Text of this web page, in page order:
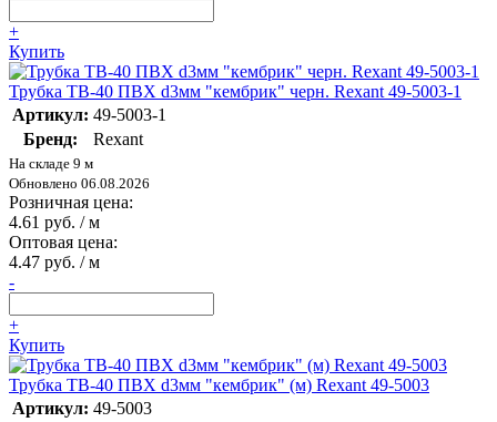
+
Купить
Трубка ТВ-40 ПВХ d3мм "кембрик" черн. Rexant 49-5003-1
Артикул: 49-5003-1
Бренд:
Rexant
На складе 9 м
Обновлено 06.08.2026
Розничная цена:
4.61 руб. / м
Оптовая цена:
4.47 руб. / м
-
+
Купить
Трубка ТВ-40 ПВХ d3мм "кембрик" (м) Rexant 49-5003
Артикул: 49-5003